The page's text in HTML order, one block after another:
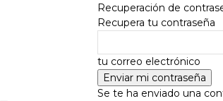
Recuperación de
Recupera tu contraseña
tu correo electrónico
Se te ha enviado una